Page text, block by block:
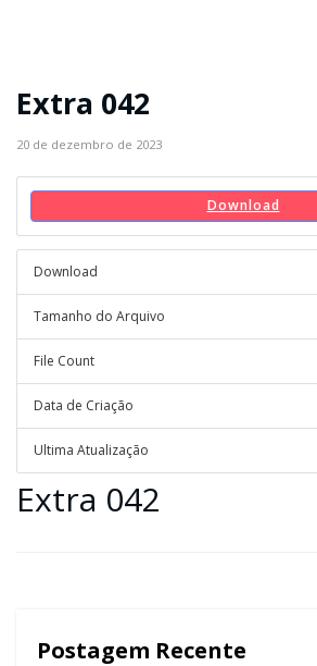
Extra 042
20 de dezembro de 2023
Download
Download
Tamanho do Arquivo
File Count
Data de Criação
Ultima Atualização
Extra 042
Postagem Recente